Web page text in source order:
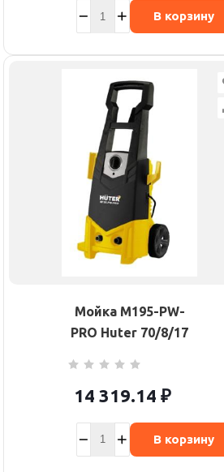
В корзину
Мойка M195-PW-
PRO Huter 70/8/17
14 319.14 ₽
В корзину